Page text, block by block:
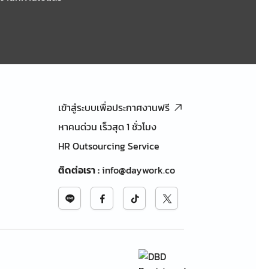
เข้าสู่ระบบเพื่อประกาศงานฟรี
หาคนด่วน เร็วสุด 1 ชั่วโมง
HR Outsourcing Service
ติดต่อเรา:info@daywork.co